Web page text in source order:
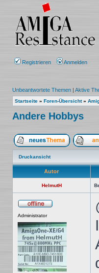
Registrieren Anmelden
Unbeantwortete Themen | Aktive
Startseite » Foren-Übersicht»
Andere Hobbys
Ein neues
Druckansicht
Autor
HelmutH
Administrator